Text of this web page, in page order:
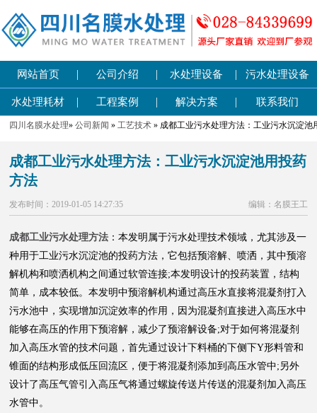
网站首页 | 公司介绍 | 水处理设备 | 污水处理设备
水处理耗材 | 工程案例 | 解决方案 | 联系我们
四川名膜水处理»公司新闻 »工艺技术 » 成都工业污水处理方法：工业污水沉淀池
成都工业污水处理方法：工业污水沉淀池用投药
方法
发布时间：2019-01-05 14:27:35 编辑：名膜王工
成都工业污水处理方法 ：本发明属于污水处理技术领域，尤其涉及一
种用于工业污水沉淀池的投药方法，它包括预溶解、喷洒，其中预溶
解机构和喷洒机构之间通过软管连接;本发明设计的投药装置，结构
简单，成本较低。本发明中预溶解机构通过高压水直接将混凝剂打入
污水池中，实现增加沉淀效率的作用，因为混凝剂直接进入高压水中
能够在高压的作用下预溶解，减少了预溶解设备;对于如何将混凝剂
加入高压水管的技术问题，首先通过设计下料桶的下侧下Y形料管和
锥面的结构形成低压回流区，便于将混凝剂添加到高压水管中;另外
设计了高压气管引入高压气将通过螺旋传送片传送的混凝剂加入高压
水管中。